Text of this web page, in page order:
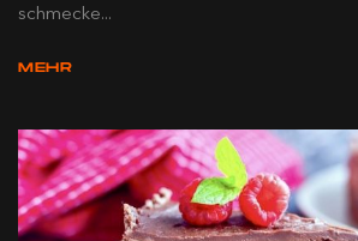
schmecke...
MEHR